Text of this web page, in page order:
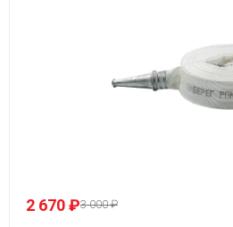
2 670 ₽3 000 ₽